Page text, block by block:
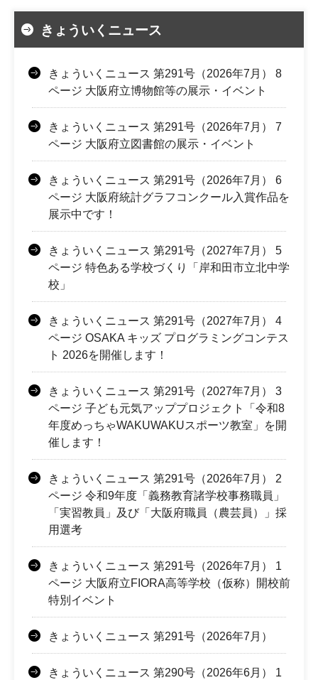
きょういくニュース
きょういくニュース 第291号（2026年7月） 8
ページ 大阪府立博物館等の展示・イベント
きょういくニュース 第291号（2026年7月） 7
ページ 大阪府立図書館の展示・イベント
きょういくニュース 第291号（2026年7月） 6
ページ 大阪府統計グラフコンクール入賞作品を
展示中です！
きょういくニュース 第291号（2027年7月） 5
ページ 特色ある学校づくり「岸和田市立北中学
校」
きょういくニュース 第291号（2027年7月） 4
ページ OSAKA キッズ プログラミングコンテス
ト 2026を開催します！
きょういくニュース 第291号（2027年7月） 3
ページ 子ども元気アッププロジェクト「令和8
年度めっちゃWAKUWAKUスポーツ教室」を開
催します！
きょういくニュース 第291号（2026年7月） 2
ページ 令和9年度「義務教育諸学校事務職員」
「実習教員」及び「大阪府職員（農芸員）」採
用選考
きょういくニュース 第291号（2026年7月） 1
ページ 大阪府立FIORA高等学校（仮称）開校前
特別イベント
きょういくニュース 第291号（2026年7月）
きょういくニュース 第290号（2026年6月） 1